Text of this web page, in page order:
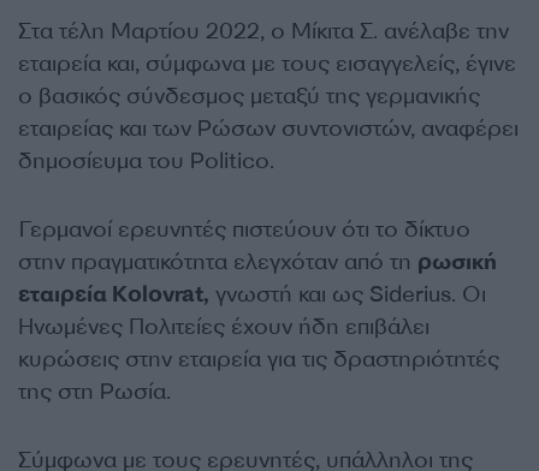
Στα τέλη Μαρτίου 2022, ο Μίκιτα Σ. ανέλαβε την
εταιρεία και, σύμφωνα με τους εισαγγελείς, έγινε
ο βασικός σύνδεσμος μεταξύ της γερμανικής
εταιρείας και των Ρώσων συντονιστών, αναφέρει
δημοσίευμα του Politico.
Γερμανοί ερευνητές πιστεύουν ότι το δίκτυο
στην πραγματικότητα ελεγχόταν από τη ρωσική
εταιρεία Kolovrat, γνωστή και ως Siderius. Οι
Ηνωμένες Πολιτείες έχουν ήδη επιβάλει
κυρώσεις στην εταιρεία για τις δραστηριότητές
της στη Ρωσία.
Σύμφωνα με τους ερευνητές, υπάλληλοι της